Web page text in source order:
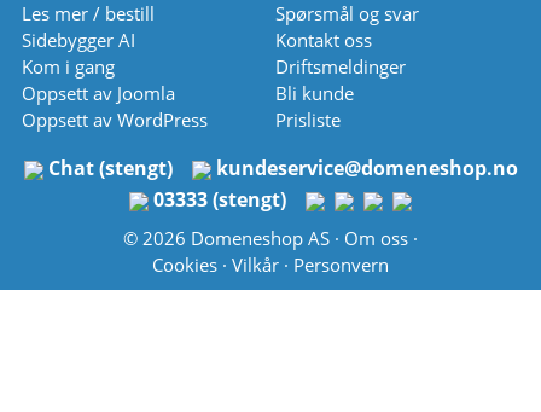
Les mer / bestill
Sidebygger AI
Kom i gang
Oppsett av Joomla
Oppsett av WordPress
Spørsmål og svar
Kontakt oss
Driftsmeldinger
Bli kunde
Prisliste
Chat (stengt) kundeservice@domeneshop.no
03333 (stengt)
© 2026 Domeneshop AS · Om oss·
Cookies· Vilkår· Personvern